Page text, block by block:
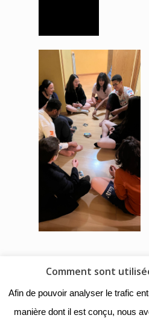
© 2018 -
Navarre |
Comment sont
Afin de pouvoir analyser le trafic
manière dont il est conçu, nous